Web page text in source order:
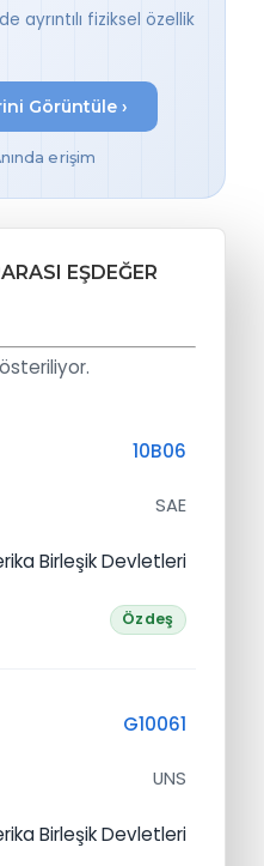
ayrıntılı fiziksel özellik
Görüntüle ›
erişim
EŞDEĞER
10B06
SAE
Birleşik Devletleri
Özdeş
G10061
UNS
Birleşik Devletleri